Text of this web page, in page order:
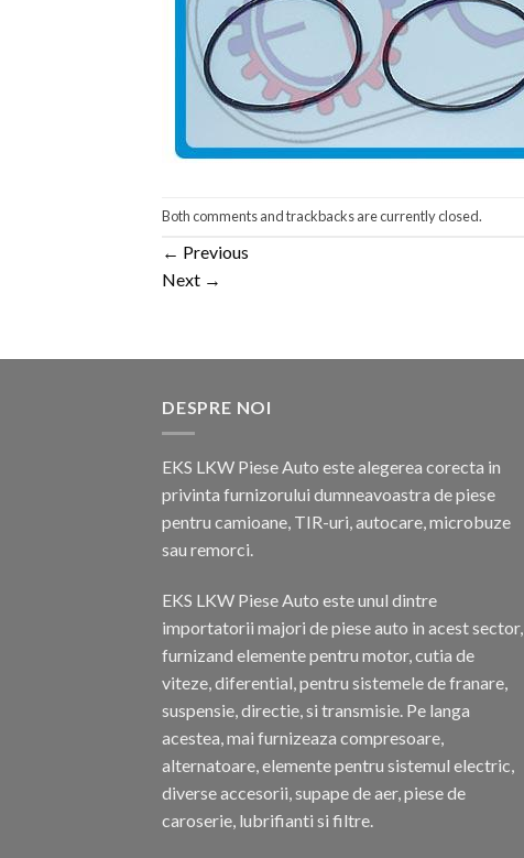
Both comments and trackbacks are currently closed.
← Previous
Next →
DESPRE NOI
EKS LKW Piese Auto este alegerea corecta in
privinta furnizorului dumneavoastra de piese
pentru camioane, TIR-uri, autocare, microbuze
sau remorci.
EKS LKW Piese Auto este unul dintre
importatorii majori de piese auto in acest sector,
furnizand elemente pentru motor, cutia de
viteze, diferential, pentru sistemele de franare,
suspensie, directie, si transmisie. Pe langa
acestea, mai furnizeaza compresoare,
alternatoare, elemente pentru sistemul electric,
diverse accesorii, supape de aer, piese de
caroserie, lubrifianti si filtre.